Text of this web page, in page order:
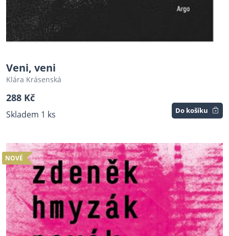
Veni, veni
Klára Krásenská
288 Kč
Skladem 1 ks Do košíku
NOVÉ